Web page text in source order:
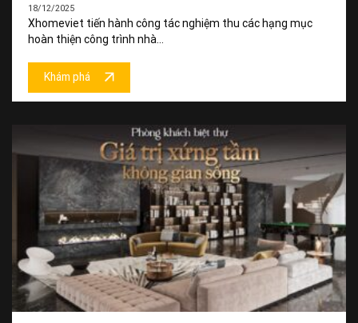
18/12/2025
Xhomeviet tiến hành công tác nghiệm thu các hạng mục
hoàn thiện công trình nhà...
Khám phá